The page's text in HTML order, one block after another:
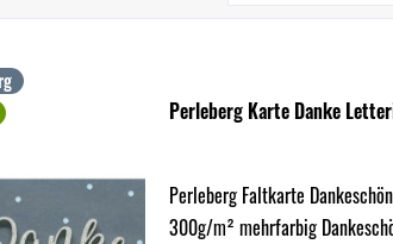
Perleberg Karte Danke
Perleberg Faltkarte
300g/m² mehrfarbig